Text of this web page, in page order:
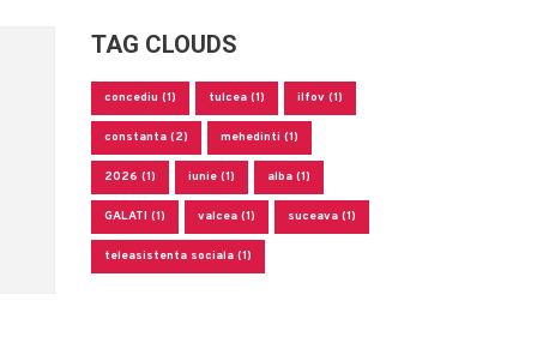
TAG CLOUDS
concediu (1) tulcea (1) ilfov (1)
constanta (2) mehedinti (1)
2026 (1) iunie (1) alba (1)
GALATI (1) valcea (1) suceava (1)
teleasistenta sociala (1)